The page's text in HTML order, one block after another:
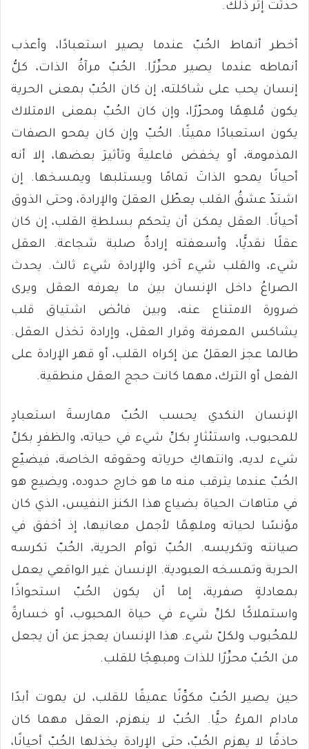
حدثت إثر ذلك.
أخطر أنماط الحُبّ عندما يصير استعبادًا، وأعذب
أنماطه عندما يصير محرِّرًا. الحُبّ مرآةُ الذات، كلُّ
إنسان يحب على شاكلته، إن كان الحُبّ بمعنى الحرية
يكون مُلهِمًا ومحرّرًا، وإن كان الحُبّ بمعنى الامتلاك
يكون استعبادًا مميتًا. الحُبّ وإن كان يمحو الصفات
المذمومة، أو يخفض فاعليةَ وتأثيرَ بعضها، إلا أنه
أحيانًا يمحو الذاتَ تمامًا ويستلبها ويمسخها. إن
اشتدّ عشقُ القلب يعطّل العقلَ والإرادة، وحتى الذوق
أحيانًا. العقل يمكن أن يتحكم بسلطةِ القلب، إن كان
عقلًا نقديًّا، وأسعفته إرادةٌ صلبة شجاعة. العقل
شيء، والقلب شيء آخر، والإرادة شيء ثالث. يحدث
الصراعُ داخل الإنسان بين ما يعرفه العقل ويرى
ضرورة الامتناع عنه، وبين فائض اشتياق قلب
يشاكس المعرفة وقرار العقل، وإرادة تخذل العقل.
طالما عجز العقلُ عن إكراه القلب، أو قهر الإرادة على
الفعل أو الترك، مهما كانت حجج العقل منطقية.
الإنسان النكدي يحسب الحُبّ ممارسةَ استعبادٍ
للمحبوب، واستئثارٍ بكلِّ شيء في حياته، والظفرِ بكلِّ
شيء لديه، وانتهاكِ حرياته وحقوقه الخاصة، فيضيّع
الحُبّ عندما يترقب منه ما هو خارج حدوده، ويضيع هو
في متاهات الحياة بضياع هذا الكنز النفيس، الذي كان
مؤنسًا لحياته وملهِمًا لأجمل معانيها، إذ أخفق في
صيانته وتكريسه. الحُبّ توأم الحرية، الحُبّ تكرسه
الحربة وتمسخه العبودية. الإنسان غير الواقعي يعمل
بمعادلةٍ صفرية، إما أن يكون الحُبّ استحواذًا
واستملاكًا لكلِّ شيء في حياة المحبوب، أو خسارةً
للمحُبوب ولكلّ شيء. هذا الإنسان يعجز عن أن يجعل
من الحُبّ محرِّرًا للذات ومبهِجًا للقلب.
حين يصير الحُبّ مكوِّنًا عميقًا للقلب، لن يموت أبدًا
مادام المرءُ حيًّا. الحُبّ لا ينهزم، العقل مهما كان
حاذقًا لا يهزم الحُبّ، حتى الإرادة يخذلها الحُبّ أحيانًا،